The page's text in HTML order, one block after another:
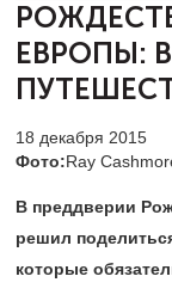
ЕВРОПЫ:
18 декабря 2015
Фото:Ray
В преддверии
решил
которые